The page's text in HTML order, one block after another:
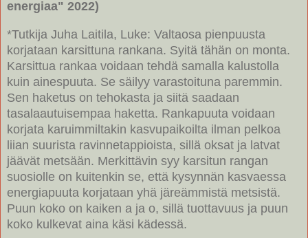
energiaa" 2022)
*Tutkija Juha Laitila, Luke: Valtaosa pienpuusta
korjataan karsittuna rankana. Syitä tähän on monta.
Karsittua rankaa voidaan tehdä samalla kalustolla
kuin ainespuuta. Se säilyy varastoituna paremmin.
Sen haketus on tehokasta ja siitä saadaan
tasalaautuisempaa haketta. Rankapuuta voidaan
korjata karuimmiltakin kasvupaikoilta ilman pelkoa
liian suurista ravinnetappioista, sillä oksat ja latvat
jäävät metsään. Merkittävin syy karsitun rangan
suosiolle on kuitenkin se, että kysynnän kasvaessa
energiapuuta korjataan yhä järeämmistä metsistä.
Puun koko on kaiken a ja o, sillä tuottavuus ja puun
koko kulkevat aina käsi kädessä.